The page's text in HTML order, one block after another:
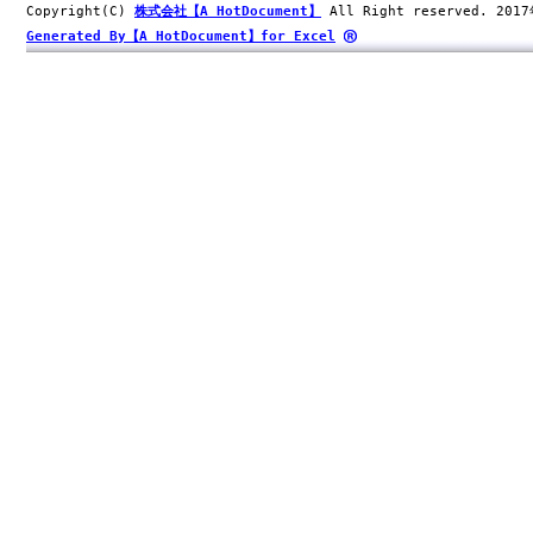
Copyright(C) 株式会社【A HotDocument】
All Right reserved. 2017
Generated By【A HotDocument】for Excel